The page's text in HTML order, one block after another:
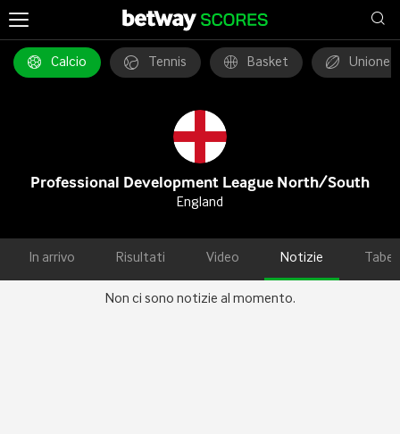
Calcio Tennis Basket Unione
Professional Development League North/South
England
In arrivo Risultati Video Notizie
Non ci sono notizie al momento.